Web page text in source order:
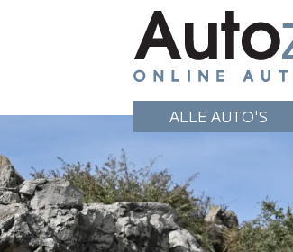
ALLE AUTO'S